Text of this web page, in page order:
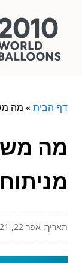
דף הבית» מה
מה
תאריך: אפר 22, 2021